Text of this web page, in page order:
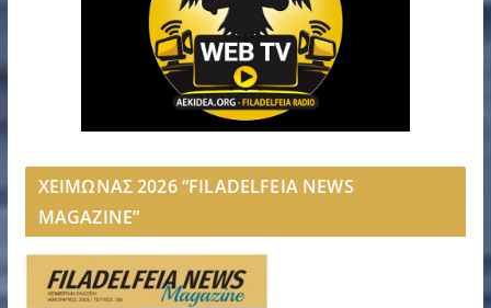
ΧΕΙΜΩΝΑΣ 2026 “FILADELFEIA NEWS
MAGAZINE”